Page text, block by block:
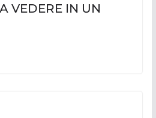
VEDERE IN UN